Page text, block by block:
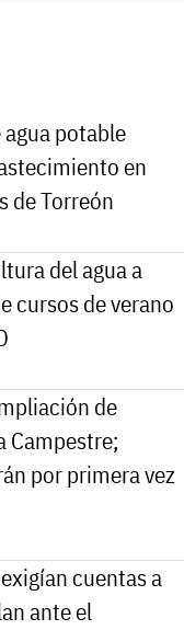
agua potable
en
de Torreón
del agua a
cursos de verano
de
Campestre;
por primera vez
cuentas a
ante el